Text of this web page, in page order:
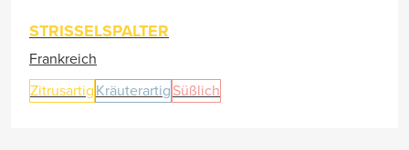
STRISSELSPALTER
Frankreich
Zitrusartig Kräuterartig Süßlich